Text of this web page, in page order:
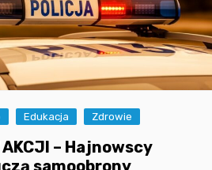
Edukacja Zdrowie
AKCJI – Hajnowscy
samoobrony